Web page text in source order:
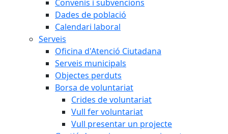
Convenis i subvencions
Dades de població
Calendari laboral
Serveis
Oficina d'Atenció Ciutadana
Serveis municipals
Objectes perduts
Borsa de voluntariat
Crides de voluntariat
Vull fer voluntariat
Vull presentar un projecte